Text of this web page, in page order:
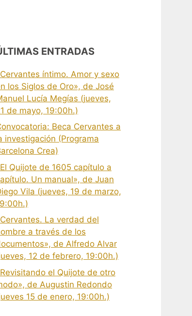
ENTRADAS
íntimo. Amor y sexo
los Siglos de Oro», de José
Lucía Megías (jueves,
de mayo, 19:00h.)
Beca Cervantes a
investigación (Programa
Crea)
Quijote de 1605 capítulo a
Un manual», de Juan
Vila (jueves, 19 de marzo,
La verdad del
a través de los
de Alfredo Alvar
12 de febrero, 19:00h.)
el Quijote de otro
de Augustin Redondo
15 de enero, 19:00h.)